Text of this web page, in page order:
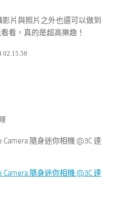
片與照片之外也還可以做到
看，真的是超高樂趣！